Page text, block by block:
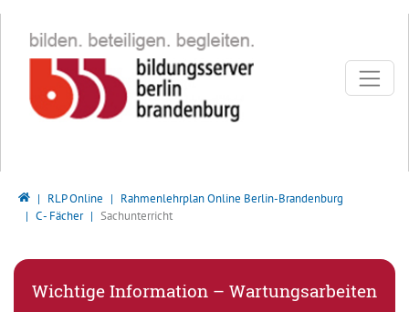
Bildungsserver Berlin - Brandenburg
RLP Online
Rahmenlehrplan Online Berlin-Brandenburg
C - Fächer
Sachunterricht
Wichtige Information – Wartungsarbeiten